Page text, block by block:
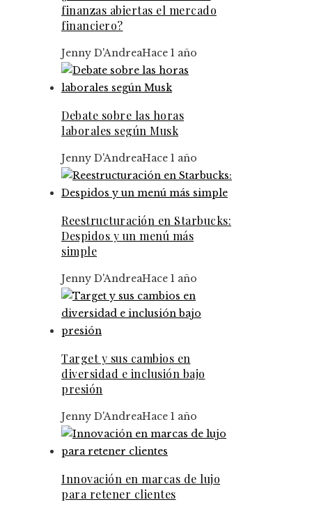
finanzas abiertas el mercado
financiero?
Jenny D'AndreaHace 1 año
Debate sobre las horas
laborales según Musk
Jenny D'AndreaHace 1 año
Reestructuración en Starbucks:
Despidos y un menú más
simple
Jenny D'AndreaHace 1 año
Target y sus cambios en
diversidad e inclusión bajo
presión
Jenny D'AndreaHace 1 año
Innovación en marcas de lujo
para retener clientes